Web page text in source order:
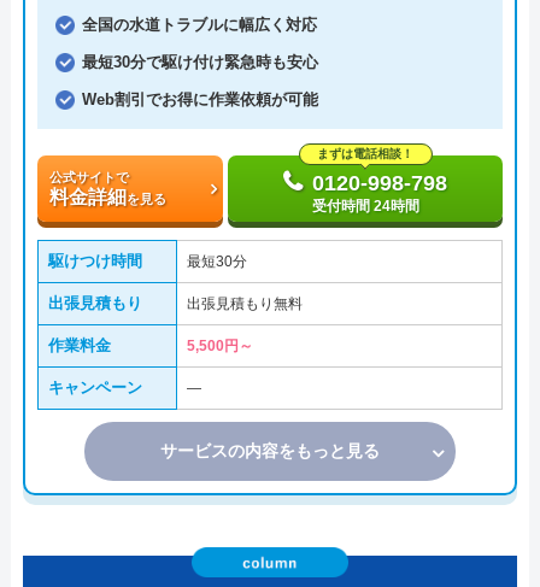
全国の水道トラブルに幅広く対応
最短30分で駆け付け緊急時も安心
Web割引でお得に作業依頼が可能
公式サイトで
料金詳細を見る
まずは電話相談！
0120-998-798
受付時間 24時間
駆けつけ時間 最短30分
出張見積もり 出張見積もり無料
作業料金 5,500円～
キャンペーン ―
サービスの内容をもっと見る